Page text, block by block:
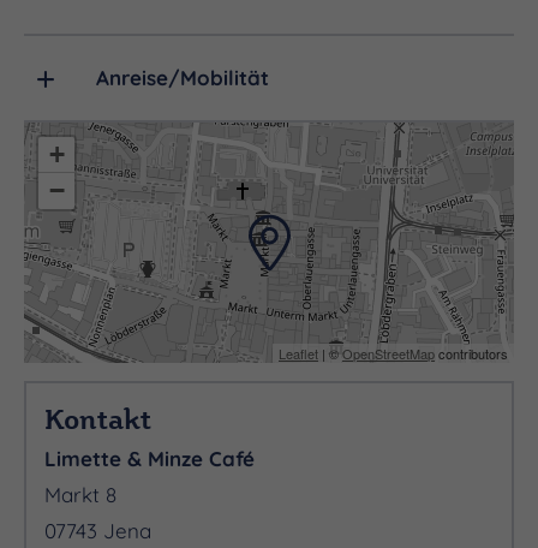
Anreise/Mobilität
+
−
Leaflet | ©OpenStreetMapcontributors
Kontakt
Limette & Minze Café
Markt 8
07743 Jena